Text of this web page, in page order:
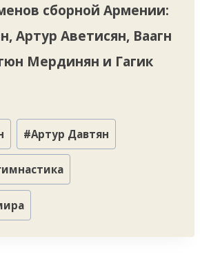
сборной Армении:
Артур Аветисян, Ваагн
Мердинян и Гагик
#Артур Давтян